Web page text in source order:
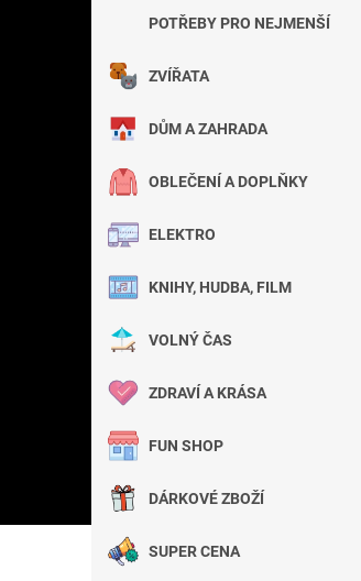
POTŘEBY PRO NEJMENŠÍ
ZVÍŘATA
DŮM A ZAHRADA
OBLEČENÍ A DOPLŇKY
ELEKTRO
KNIHY, HUDBA, FILM
VOLNÝ ČAS
ZDRAVÍ A KRÁSA
FUN SHOP
DÁRKOVÉ ZBOŽÍ
SUPER CENA